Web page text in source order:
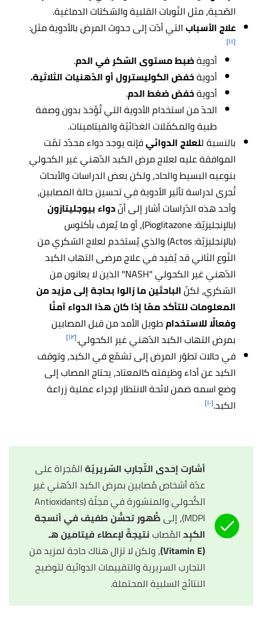
الصّحية، مثل النّوبات القلبية والسّكتات الدماغية.
علاج الأسباب التي أدّت إلى حدوث المرض بالأدوية مثل:
[١١]
أدويةضبط مستوى السّكر في الدم.
أدويةخفض الكوليسترول أو الدّهنيات الثلاثية.
أدويةخفض ضغط الدم.
الحدّ من استخدام الأدوية التي تُؤخذ بدون وصفة
طبية والمكمّلات الغذائيّة والفيتامينات.
بالنسبةللعلاج الدوائيفإنه يوجد دواء محدّد تمّت
الموافقة عليه لعلاج مرض الكبد الدّهني غير الكحولي
بنوعيه البسيط والحاد، ولكن بعض الدراسات والأبحاث
تُجرى لدراسة تأثير الأدوية في تحسين حالة المصابين،
وأحد هذه الدّراسات أشار إلى أنّدواء بيوجليتازون
(بالإنجليزيّة: Pioglitazone)، أو ما يُعرف بأكتوس
(بالإنجليزيّة: Actos) والذي يُستخدم لعلاج السّكري من
النّوع الثاني قد يُفيد في علاج مرضى التهاب الكبد
الدّهني غير الكحولي "NASH" الذين لا يعانون من
السّكري، لكنّالباحثين ما زالوا بحاجة إلى مزيد من
المعلومات للتأكد ممّا إذا كان هذا الدواء آمنًا
وفعالًا للاستخدامطويل الأمد من قبل المصابين
بمرض التهاب الكبد الدّهني غير الكحولي.[١٢]
في حالات تطوّر المرض إلى تشمّع في الكبد، وتوقف
الكبد عن أداء وظيفته كالمعتاد، يحتاج المصاب إلى
وضع اسمه ضمن لائحة الانتظار لإجراء عملية زراعة
الكبد.[١٠]
أشارت إحدى التّجارب السّريريّةالمُجراة على
عدّة أشخاص مُصابين بمرض الكبد الدّهني غير
الكُحولي والمنشورة في مجلّة (Antioxidants
MDPI)، إلى
ظُهور تحسُّن طفيف في أنسجة
الكبِدالمُصاب نتيجةً لإعطاء فيتامين هـ
(Vitamin E)
، ولكن لا تزال هناك حاجة لمزيد من
التجارب السريرية والتقييمات الدوائية لتوضيح
النتائج السلبية المحتملة.